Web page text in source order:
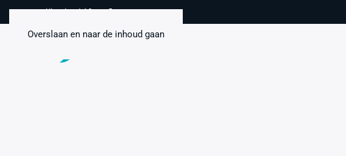
Overslaan en naar de inhoud gaan
Uitstekend 4,8 van 5